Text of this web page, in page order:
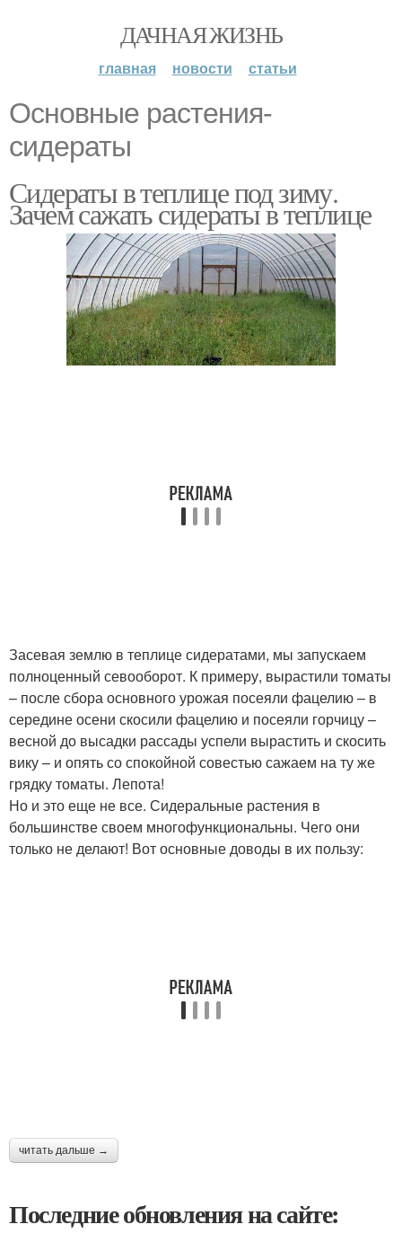
ДАЧНАЯ ЖИЗНЬ
главная новости статьи
Основные растения-
сидераты
Сидераты в теплице под зиму.
Зачем сажать сидераты в теплице
Засевая землю в теплице сидератами, мы запускаем
полноценный севооборот. К примеру, вырастили томаты
– после сбора основного урожая посеяли фацелию – в
середине осени скосили фацелию и посеяли горчицу –
весной до высадки рассады успели вырастить и скосить
вику – и опять со спокойной совестью сажаем на ту же
грядку томаты. Лепота!
Но и это еще не все. Сидеральные растения в
большинстве своем многофункциональны. Чего они
только не делают! Вот основные доводы в их пользу:
читать дальше →
Последние обновления на сайте: